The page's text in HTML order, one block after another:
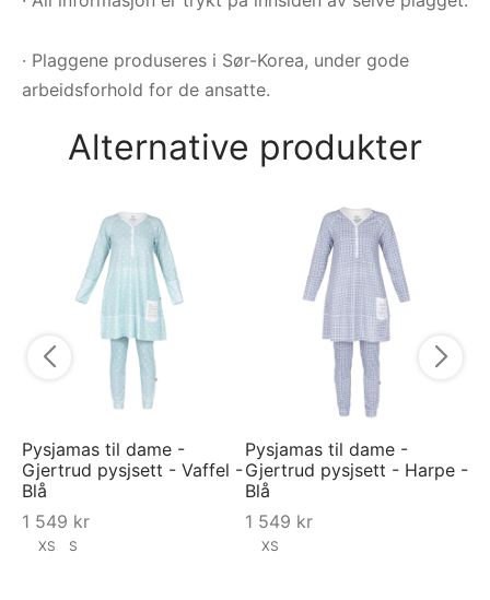
· Plaggene produseres i Sør-Korea, under gode
arbeidsforhold for de ansatte.
Alternative produkter
Pysjamas til dame -
Gjertrud pysjsett - Vaffel -
Blå
1 549 kr
XS S
Pysjamas til dame -
Gjertrud pysjsett - Harpe -
Blå
1 549 kr
XS